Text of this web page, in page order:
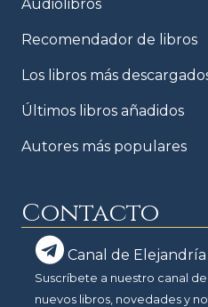
Audiolibros
Recomendador de libros
Los libros más
Últimos libros añadidos
Autores más populares
Contacto
Canal de
Suscríbete a nuestro canal
nuevos libros, novedades y